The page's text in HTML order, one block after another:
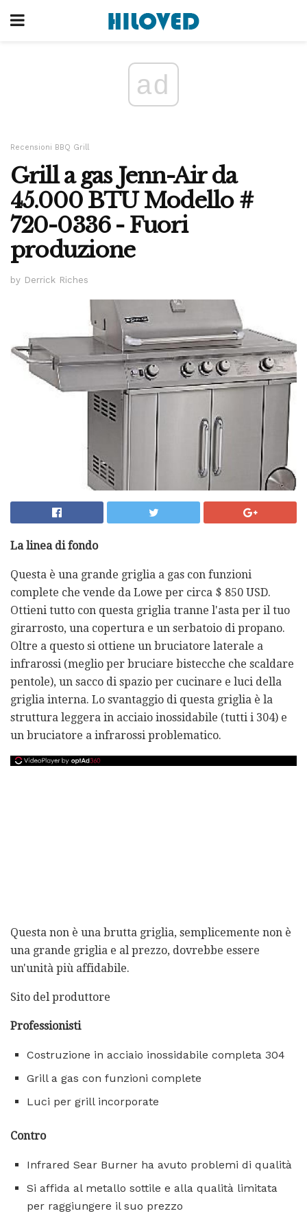
ad
Recensioni BBQ Grill
Grill a gas Jenn-Air da
45.000 BTU Modello #
720-0336 - Fuori
produzione
by Derrick Riches
La linea di fondo
Questa è una grande griglia a gas con funzioni
complete che vende da Lowe per circa $ 850 USD.
Ottieni tutto con questa griglia tranne l'asta per il tuo
girarrosto, una copertura e un serbatoio di propano.
Oltre a questo si ottiene un bruciatore laterale a
infrarossi (meglio per bruciare bistecche che scaldare
pentole), un sacco di spazio per cucinare e luci della
griglia interna. Lo svantaggio di questa griglia è la
struttura leggera in acciaio inossidabile (tutti i 304) e
un bruciatore a infrarossi problematico.
Questa non è una brutta griglia, semplicemente non è
una grande griglia e al prezzo, dovrebbe essere
un'unità più affidabile.
Sito del produttore
Professionisti
Costruzione in acciaio inossidabile completa 304
Grill a gas con funzioni complete
Luci per grill incorporate
Contro
Infrared Sear Burner ha avuto problemi di qualità
Si affida al metallo sottile e alla qualità limitata
per raggiungere il suo prezzo